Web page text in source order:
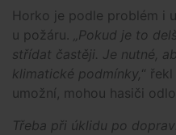
Horko je podle problém i
u požáru.
„Pokud je to
střídat častěji. Je nutné,
klimatické podmínky, “
umožní, mohou hasiči
Třeba při úklidu po